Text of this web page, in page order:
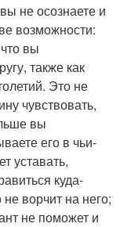
не осознаете и
возможности:
вы
также как
Это не
чувствовать,
вы
его в чьи-
уставать,
куда-
не ворчит на него;
не поможет и